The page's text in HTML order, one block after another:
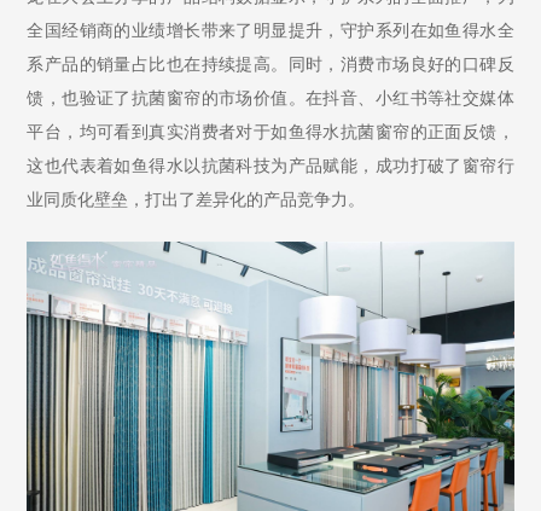
全国经销商的业绩增长带来了明显提升，守护系列在如鱼得水全
系产品的销量占比也在持续提高。同时，消费市场良好的口碑反
馈，也验证了抗菌窗帘的市场价值。在抖音、小红书等社交媒体
平台，均可看到真实消费者对于如鱼得水抗菌窗帘的正面反馈，
这也代表着如鱼得水以抗菌科技为产品赋能，成功打破了窗帘行
业同质化壁垒，打出了差异化的产品竞争力。